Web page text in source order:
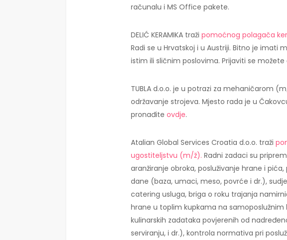
računalu i MS Office pakete.
DELIĆ KERAMIKA traži pomoćnog polagača
Radi se u Hrvatskoj i u Austriji. Bitno je imati
istim ili sličnim poslovima. Prijaviti se možete
TUBLA d.o.o. je u potrazi za mehaničarom
održavanje strojeva. Mjesto rada je u
pronađite ovdje.
Atalian Global Services Croatia d.o.o. traži
ugostiteljstvu (m/ž). Radni zadaci su
aranžiranje obroka, posluživanje hrane i
dane (baza, umaci, meso, povrće i dr.),
catering usluga, briga o roku trajanja
hrane u toplim kupkama na samoposlužnim
kulinarskih zadataka povjerenih od
serviranju, i dr.), kontrola normativa pri